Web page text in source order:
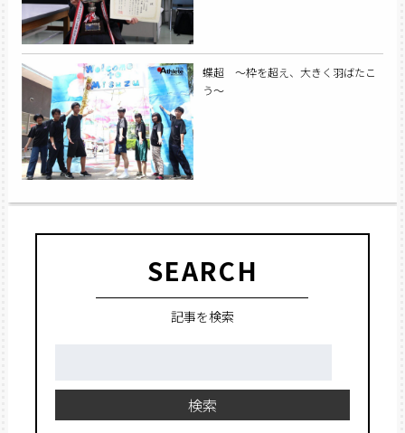
蝶超 ～枠を超え、大きく羽ばたこ
う～
SEARCH
記事を検索
検索